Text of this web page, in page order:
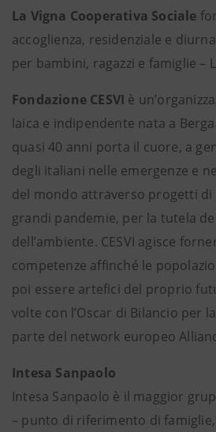
La Vigna Cooperativa Sociale
accoglienza, residenziale e
per bambini, ragazzi e famiglie –
Fondazione CESVI è
laica e indipendente nata a
quasi 40 anni porta il cuore, a
degli italiani nelle emergenze e
del mondo attraverso progetti di
grandi pandemie, per la tutela
dell’ambiente. CESVI agisce
competenze affinché le
poi essere artefici del proprio
volte con l’Oscar di Bilancio per
parte del network europeo
Intesa Sanpaolo
Intesa Sanpaolo è il maggior
– punto di riferimento di